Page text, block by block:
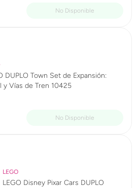
DUPLO Town Set de Expansión:
y Vías de Tren 10425
LEGO
LEGO Disney Pixar Cars DUPLO